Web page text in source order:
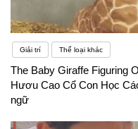
Giải trí Thể loại khác
The Baby Giraffe Figuring
Hươu Cao Cổ Con Học
ngữ